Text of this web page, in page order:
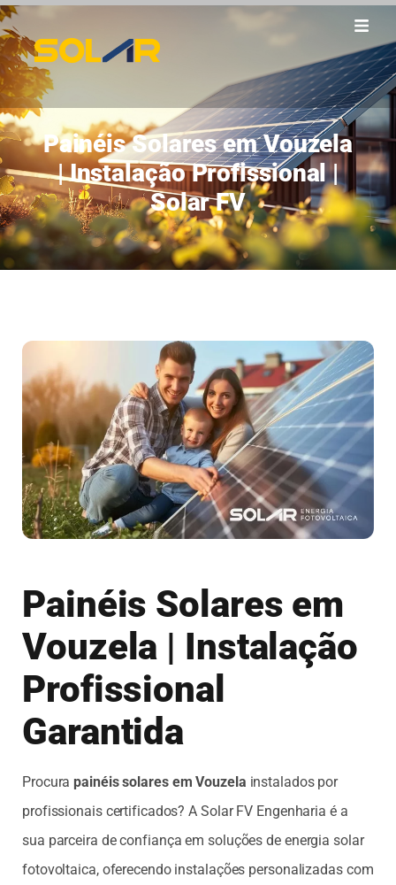
Painéis Solares em Vouzela
| Instalação Profissional |
Solar FV
Painéis Solares em
Vouzela | Instalação
Profissional
Garantida
Procura painéis solares em Vouzela instalados por
profissionais certificados? A Solar FV Engenharia é a
sua parceira de confiança em soluções de energia solar
fotovoltaica, oferecendo instalações personalizadas com